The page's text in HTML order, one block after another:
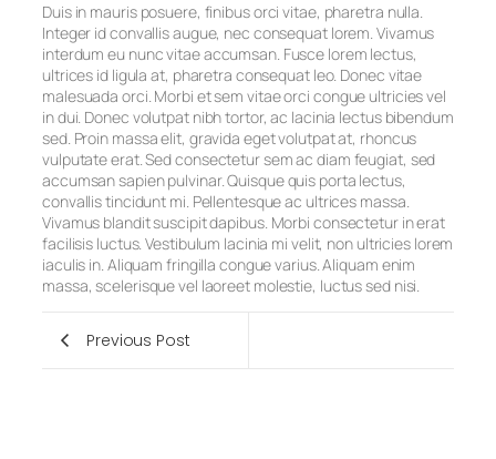
Duis in mauris posuere, finibus orci vitae, pharetra nulla.
Integer id convallis augue, nec consequat lorem. Vivamus
interdum eu nunc vitae accumsan. Fusce lorem lectus,
ultrices id ligula at, pharetra consequat leo. Donec vitae
malesuada orci. Morbi et sem vitae orci congue ultricies vel
in dui. Donec volutpat nibh tortor, ac lacinia lectus bibendum
sed. Proin massa elit, gravida eget volutpat at, rhoncus
vulputate erat. Sed consectetur sem ac diam feugiat, sed
accumsan sapien pulvinar. Quisque quis porta lectus,
convallis tincidunt mi. Pellentesque ac ultrices massa.
Vivamus blandit suscipit dapibus. Morbi consectetur in erat
facilisis luctus. Vestibulum lacinia mi velit, non ultricies lorem
iaculis in. Aliquam fringilla congue varius. Aliquam enim
massa, scelerisque vel laoreet molestie, luctus sed nisi.
Previous Post